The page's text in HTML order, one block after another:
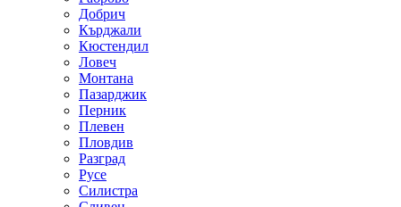
Добрич
Кърджали
Кюстендил
Ловеч
Монтана
Пазарджик
Перник
Плевен
Пловдив
Разград
Русе
Силистра